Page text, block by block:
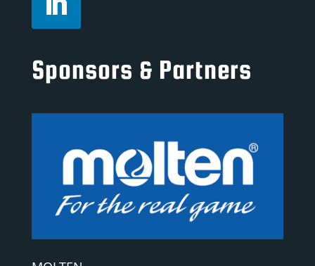
Sponsors & Partners